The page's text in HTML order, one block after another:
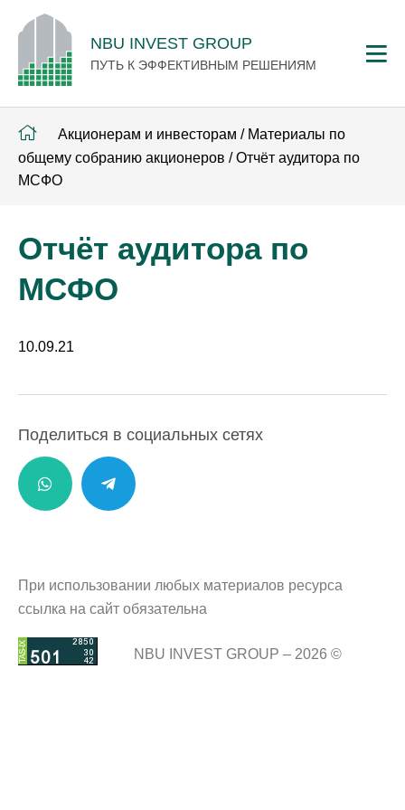
NBU INVEST GROUP
ПУТЬ К ЭФФЕКТИВНЫМ РЕШЕНИЯМ
Акционерам и инвесторам / Материалы по
общему собранию акционеров / Отчёт аудитора по
МСФО
Отчёт аудитора по
МСФО
10.09.21
Поделиться в социальных сетях
При использовании любых материалов ресурса
ссылка на сайт обязательна
NBU INVEST GROUP – 2026 ©